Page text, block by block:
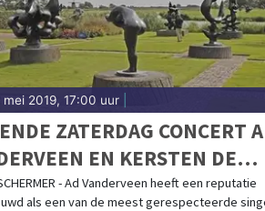
mei 2019, 17:00 uur
ZATERDAG CONCERT
EN KERSTEN DE
IN GROOTSCHERMER
- Ad Vanderveen heeft een reputatie
als een van de meest gerespecteerde